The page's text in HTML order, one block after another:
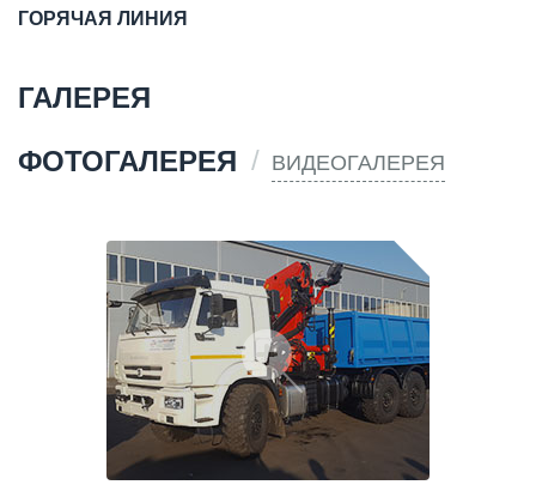
ГОРЯЧАЯ ЛИНИЯ
ГАЛЕРЕЯ
ФОТОГАЛЕРЕЯ
ВИДЕОГАЛЕРЕЯ